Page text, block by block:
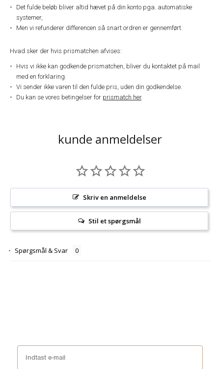
Det fulde beløb bliver altid hævet på din konto pga. automatiske
systemer,
Men vi refunderer differencen så snart ordren er gennemført.
Hvad sker der hvis prismatchen afvises:
Hvis vi ikke kan godkende prismatchen, bliver du kontaktet på mail
med en forklaring.
Vi sender ikke varen til den fulde pris, uden din godkendelse.
Du kan se vores betingelser for prismatch her.
kunde anmeldelser
Skriv en anmeldelse
Stil et spørgsmål
Spørgsmål & Svar